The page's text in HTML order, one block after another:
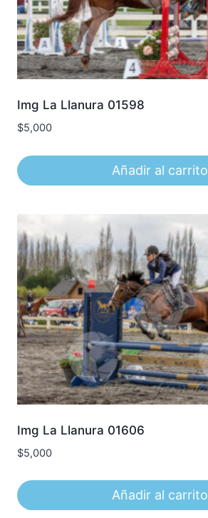
Img La Llanura 01598
$5,000
Añadir al carrito
Img La Llanura 01606
$5,000
Añadir al carrito